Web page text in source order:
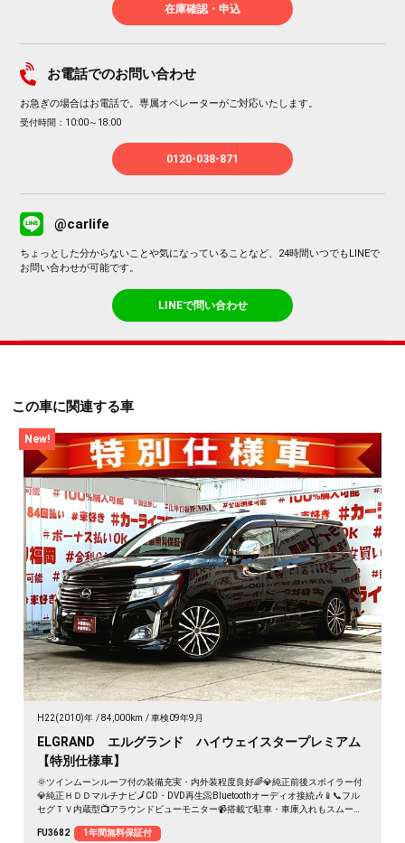
在庫確認・申込
お電話でのお問い合わせ
お急ぎの場合はお電話で。専属オペレーターがご対応いたします。
受付時間：10:00～18:00
0120-038-871
@carlife
ちょっとした分からないことや気になっていることなど、24時間いつでもLINEで
お問い合わせが可能です。
LINEで問い合わせ
この車に関連する車
New!
H22(2010)年 84,000km 車検09年9月
ELGRAND エルグランド ハイウェイスタープレミアム
【特別仕様車】
🌞ツインムーンルーフ付の装備充実・内外装程度良好🌈💎純正前後スポイラー付
💎純正ＨＤＤマルチナビ🗾CD・DVD再生📀Bluetoothオーディオ接続🎶📱📞フル
セグＴＶ内蔵型📺アラウンドビューモニター📹搭載で駐車・車庫入れもスムーズ
リップダウンモニター搭載📺🚗両側パワースライドドアー・楽々ワンプッシュボ
FU3682 1年間無料保証付